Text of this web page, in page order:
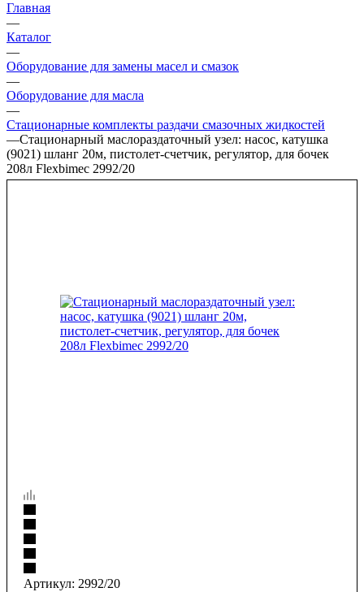
Главная
—
Каталог
—
Оборудование для замены масел и смазок
—
Оборудование для масла
—
Стационарные комплекты раздачи смазочных жидкостей
—Стационарный маслораздаточный узел: насос, катушка
(9021) шланг 20м, пистолет-счетчик, регулятор, для бочек
208л Flexbimec 2992/20
Артикул: 2992/20